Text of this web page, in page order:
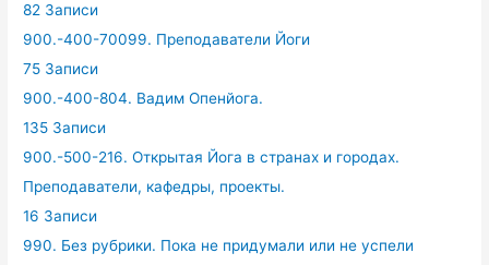
82 Записи
900.-400-70099. Преподаватели Йоги
75 Записи
900.-400-804. Вадим Опенйога.
135 Записи
900.-500-216. Открытая Йога в странах и городах.
Преподаватели, кафедры, проекты.
16 Записи
990. Без рубрики. Пока не придумали или не успели